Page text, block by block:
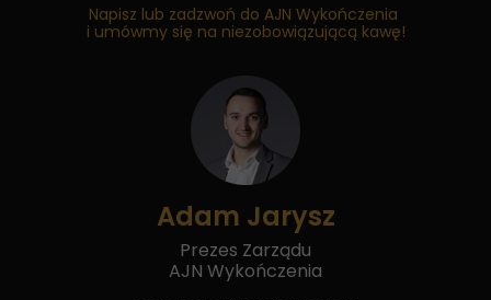
Napisz lub zadzwoń do AJN Wykończenia
i umówmy się na niezobowiązującą kawę!
Prezes Zarządu
AJN Wykończenia
Adam Jarysz